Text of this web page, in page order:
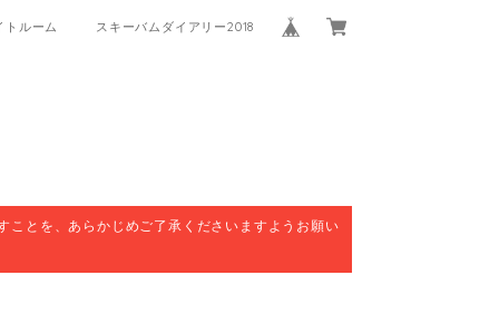
トルーム スキーバムダイアリー2018
ことを、あらかじめご了承くださいますようお願い